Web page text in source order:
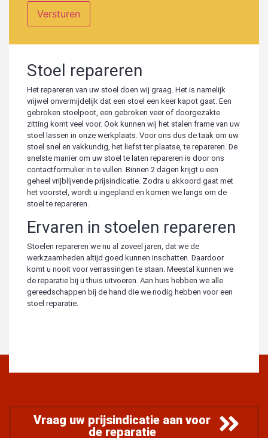
Stoel repareren
Het repareren van uw stoel doen wij graag. Het is namelijk
vrijwel onvermijdelijk dat een stoel een keer kapot gaat. Een
gebroken stoelpoot, een gebroken veer of doorgezakte
zitting komt veel voor. Ook kunnen wij het stalen frame van uw
stoel lassen in onze werkplaats. Voor ons dus de taak om uw
stoel snel en vakkundig, het liefst ter plaatse, te repareren. De
snelste manier om uw stoel te laten repareren is door ons
contactformulier in te vullen. Binnen 2 dagen krijgt u een
geheel vrijblijvende prijsindicatie. Zodra u akkoord gaat met
het voorstel, wordt u ingepland en komen we langs om de
stoel te repareren.
Ervaren in stoelen repareren
Stoelen repareren we nu al zoveel jaren, dat we de
werkzaamheden altijd goed kunnen inschatten. Daardoor
komt u nooit voor verrassingen te staan. Meestal kunnen we
de reparatie bij u thuis uitvoeren. Aan huis hebben we alle
gereedschappen bij de hand die we nodig hebben voor een
stoel reparatie.
Vraag uw prijsindicatie aan voor
de reparatie